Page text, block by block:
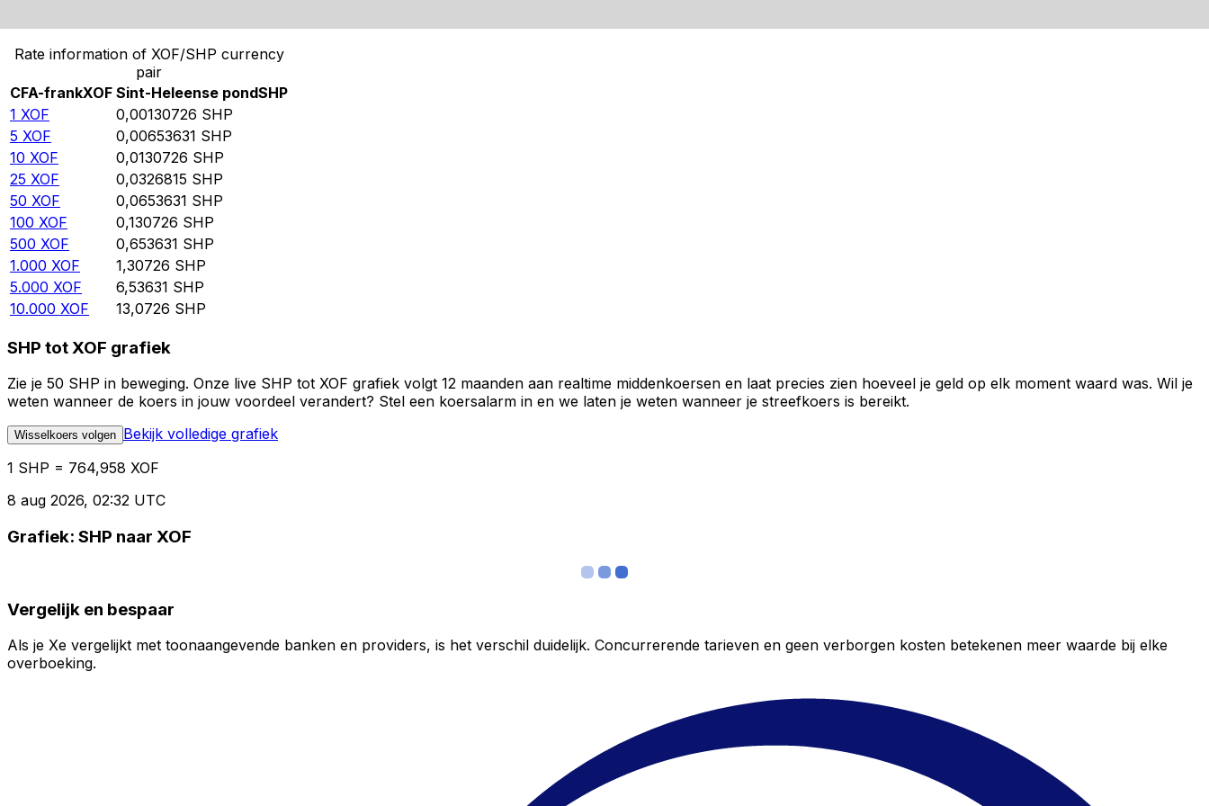
Rate information of XOF/SHP currency
pair
CFA-frankXOF Sint-Heleense pondSHP
1 XOF 0,00130726 SHP
5 XOF 0,00653631 SHP
10 XOF 0,0130726 SHP
25 XOF 0,0326815 SHP
50 XOF 0,0653631 SHP
100 XOF 0,130726 SHP
500 XOF 0,653631 SHP
1.000 XOF 1,30726 SHP
5.000 XOF 6,53631 SHP
10.000 XOF 13,0726 SHP
SHP tot XOF grafiek
Zie je 50 SHP in beweging. Onze live SHP tot XOF grafiek volgt 12 maanden aan realtime middenkoersen en laat precies zien hoeveel je geld op elk moment waard was. Wil je
weten wanneer de koers in jouw voordeel verandert? Stel een koersalarm in en we laten je weten wanneer je streefkoers is bereikt.
Wisselkoers volgen Bekijk volledige grafiek
1 SHP = 764,958 XOF
8 aug 2026, 02:32 UTC
Grafiek: SHP naar XOF
Vergelijk en bespaar
Als je Xe vergelijkt met toonaangevende banken en providers, is het verschil duidelijk. Concurrerende tarieven en geen verborgen kosten betekenen meer waarde bij elke
overboeking.